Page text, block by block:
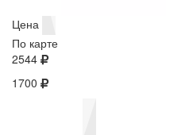
Цена
По карте
2544
1700